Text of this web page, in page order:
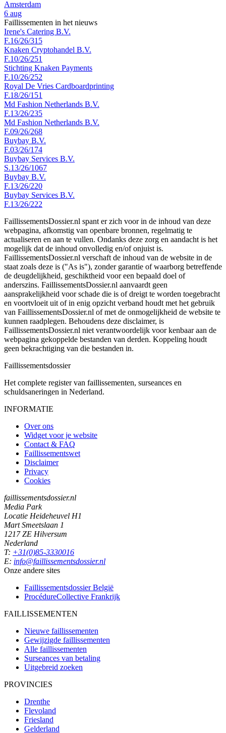
Amsterdam
6 aug
Faillissementen in het nieuws
Irene's Catering B.V.
F.16/26/315
Knaken Cryptohandel B.V.
F.10/26/251
Stichting Knaken Payments
F.10/26/252
Royal De Vries Cardboardprinting
F.18/26/151
Md Fashion Netherlands B.V.
F.13/26/235
Md Fashion Netherlands B.V.
F.09/26/268
Buybay B.V.
F.03/26/174
Buybay Services B.V.
S.13/26/1067
Buybay B.V.
F.13/26/220
Buybay Services B.V.
F.13/26/222
FaillissementsDossier.nl spant er zich voor in de inhoud van deze
webpagina, afkomstig van openbare bronnen, regelmatig te
actualiseren en aan te vullen. Ondanks deze zorg en aandacht is het
mogelijk dat de inhoud onvolledig en/of onjuist is.
FaillissementsDossier.nl verschaft de inhoud van de website in de
staat zoals deze is ("As is"), zonder garantie of waarborg betreffende
de deugdelijkheid, geschiktheid voor een bepaald doel of
anderszins. FaillissementsDossier.nl aanvaardt geen
aansprakelijkheid voor schade die is of dreigt te worden toegebracht
en voortvloeit uit of in enig opzicht verband houdt met het gebruik
van FaillissementsDossier.nl of met de onmogelijkheid de website te
kunnen raadplegen. Behoudens deze disclaimer, is
FaillissementsDossier.nl niet verantwoordelijk voor kenbaar aan de
webpagina gekoppelde bestanden van derden. Koppeling houdt
geen bekrachtiging van die bestanden in.
Faillissementsdossier
Het complete register van faillissementen, surseances en
schuldsaneringen in Nederland.
INFORMATIE
Over ons
Widget voor je website
Contact & FAQ
Faillissementswet
Disclaimer
Privacy
Cookies
faillissementsdossier.nl
Media Park
Locatie Heideheuvel H1
Mart Smeetslaan 1
1217 ZE Hilversum
Nederland
T: +31(0)85-3330016
E: info@faillissementsdossier.nl
Onze andere sites
Faillissementsdossier België
ProcédureCollective Frankrijk
FAILLISSEMENTEN
Nieuwe faillissementen
Gewijzigde faillissementen
Alle faillissementen
Surseances van betaling
Uitgebreid zoeken
PROVINCIES
Drenthe
Flevoland
Friesland
Gelderland